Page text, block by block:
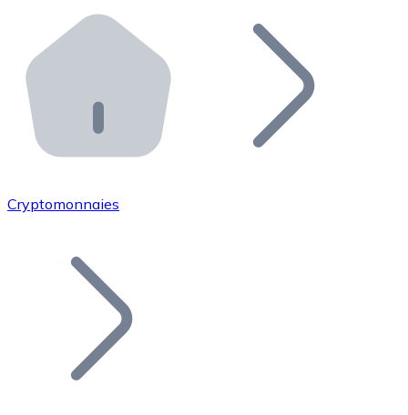
Distributeurs automatiques Bitnovo
Intégrez un ATM Bitnovo dans votre entreprise et
API Bitnovo
Intégrez notre API dans votre écosystème.
Rejoignez notre réseau de distributeurs et
Ajoutez le token de votre projet à notre service
Cryptomonnaies